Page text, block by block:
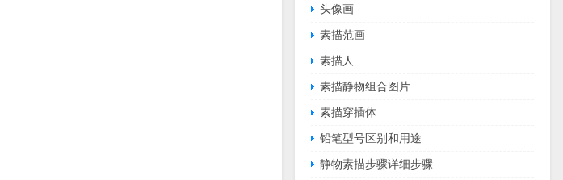
头像画
素描范画
素描人
素描静物组合图片
素描穿插体
铅笔型号区别和用途
静物素描步骤详细步骤